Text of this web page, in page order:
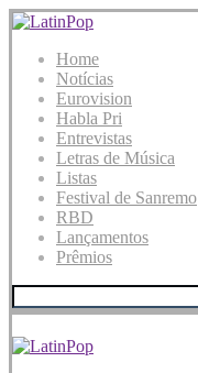
Home
Notícias
Eurovision
Habla Pri
Entrevistas
Letras de Música
Listas
Festival de Sanremo
RBD
Lançamentos
Prêmios